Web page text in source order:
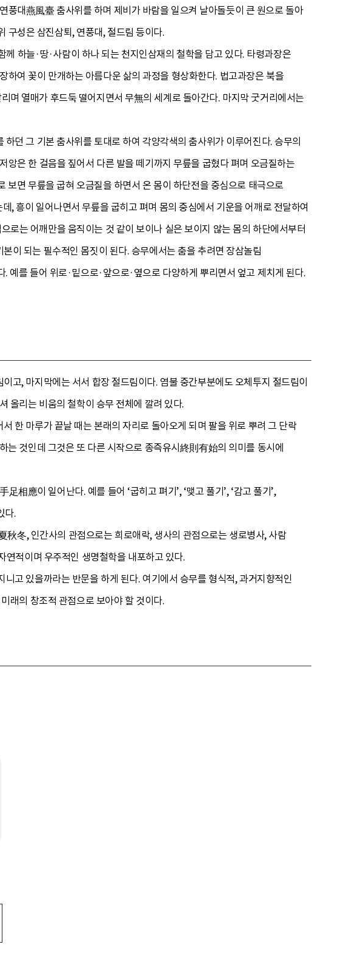
풍대燕風臺 춤사위를 하며 제비가 바람을 일으켜 날아돌듯이 큰 원으로 돌아
구성은 삼진삼퇴, 연풍대, 절드림 등이다.
하늘·땅·사람이 하나 되는 천지인삼재의 철학을 담고 있다. 타령과장은
여 꽃이 만개하는 아름다운 삶의 과정을 형상화한다. 법고과장은 북을
며 열매가 후드둑 떨어지면서 무無의 세계로 돌아간다. 마지막 굿거리에서는
던 그 기본 춤사위를 토대로 하여 각양각색의 춤사위가 이루어진다. 승무의
은 한 걸음을 짚어서 다른 발을 떼기까지 무릎을 굽혔다 펴며 오금질하는
면 무릎을 굽혀 오금질을 하면서 온 몸이 하단전을 중심으로 태극으로
, 흥이 일어나면서 무릎을 굽히고 펴며 몸의 중심에서 기운을 어깨로 전달하여
로는 어깨만을 움직이는 것 같이 보이나 실은 보이지 않는 몸의 하단에서부터
이 되는 필수적인 몸짓이 된다. 승무에서는 춤을 추려면 장삼놀림
예를 들어 위로·밑으로·앞으로·옆으로 다양하게 뿌리면서 엎고 제치게 된다.
고, 마지막에는 서서 합장 절드림이다. 염불 중간부분에도 오체투지 절드림이
올리는 비움의 철학이 승무 전체에 깔려 있다.
한 마루가 끝날 때는 본래의 자리로 돌아오게 되며 팔을 위로 뿌려 그 단락
는 것인데 그것은 또 다른 시작으로 종즉유시終則有始의 의미를 동시에
相應이 일어난다. 예를 들어 ‘굽히고 펴기’, ‘맺고 풀기’, ‘감고 풀기’,
다.
冬, 인간사의 관점으로는 희로애락, 생사의 관점으로는 생로병사, 사람
적이며 우주적인 생명철학을 내포하고 있다.
고 있을까라는 반문을 하게 된다. 여기에서 승무를 형식적, 과거지향적인
래의 창조적 관점으로 보아야 할 것이다.